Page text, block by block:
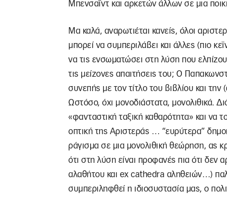
Μπενσαΐντ και αρκετών άλλων σε μια
Μα καλά, αναρωτιέται κανείς, όλοι
μπορεί να συμπεριλάβει και άλλες (πιο
να τις ενσωματώσει στη λύση που
τις μείζονες απαιτήσεις του; Ο
συνεπής με τον τίτλο του βιβλίου και
Ωστόσο, όχι μονοδιάστατα, μονολιθικά.
«φανταστική ταξική καθαρότητα» και να
οπτική της Αριστεράς … “ευρύτερα”
ράγισμα σε μια μονολιθική θεώρηση, ας
ότι στη λύση είναι προφανές πια ότι δεν
αλαθήτου και ex cathedra αληθειών…)
συμπεριληφθεί η ιδιοσυστασία μας, ο